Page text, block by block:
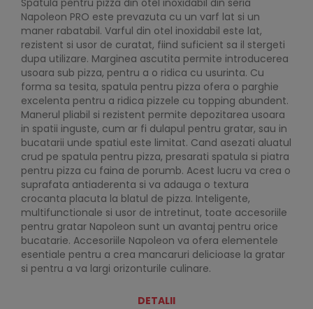
Spatula pentru pizza din otel inoxidabil din seria
Napoleon PRO este prevazuta cu un varf lat si un
maner rabatabil. Varful din otel inoxidabil este lat,
rezistent si usor de curatat, fiind suficient sa il stergeti
dupa utilizare. Marginea ascutita permite introducerea
usoara sub pizza, pentru a o ridica cu usurinta. Cu
forma sa tesita, spatula pentru pizza ofera o parghie
excelenta pentru a ridica pizzele cu topping abundent.
Manerul pliabil si rezistent permite depozitarea usoara
in spatii inguste, cum ar fi dulapul pentru gratar, sau in
bucatarii unde spatiul este limitat. Cand asezati aluatul
crud pe spatula pentru pizza, presarati spatula si piatra
pentru pizza cu faina de porumb. Acest lucru va crea o
suprafata antiaderenta si va adauga o textura
crocanta placuta la blatul de pizza. Inteligente,
multifunctionale si usor de intretinut, toate accesoriile
pentru gratar Napoleon sunt un avantaj pentru orice
bucatarie. Accesoriile Napoleon va ofera elementele
esentiale pentru a crea mancaruri delicioase la gratar
si pentru a va largi orizonturile culinare.
DETALII